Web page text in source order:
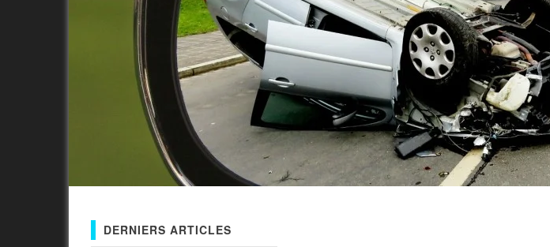
DERNIERS ARTICLES